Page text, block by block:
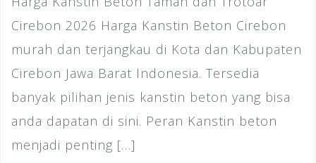
Cirebon 2026 Harga Kanstin Beton Cirebon
murah dan terjangkau di Kota dan Kabupaten
Cirebon Jawa Barat Indonesia. Tersedia
banyak pilihan jenis kanstin beton yang bisa
anda dapatan di sini. Peran Kanstin beton
menjadi penting […]